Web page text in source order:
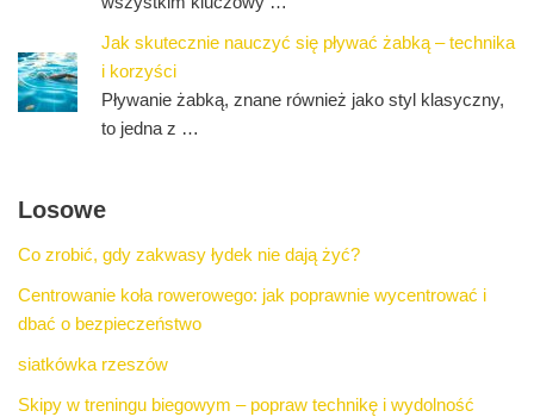
Jak skutecznie nauczyć się pływać żabką – technika
i korzyści
Pływanie żabką, znane również jako styl klasyczny,
to jedna z …
Losowe
Co zrobić, gdy zakwasy łydek nie dają żyć?
Centrowanie koła rowerowego: jak poprawnie wycentrować i
dbać o bezpieczeństwo
siatkówka rzeszów
Skipy w treningu biegowym – popraw technikę i wydolność